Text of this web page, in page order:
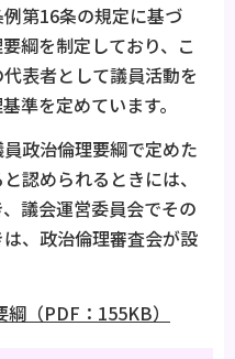
第16条の規定に基づ
綱を制定しており、こ
表者として議員活動を
準を定めています。
政治倫理要綱で定めた
認められるときには、
議会運営委員会でその
、政治倫理審査会が設
（PDF：155KB）